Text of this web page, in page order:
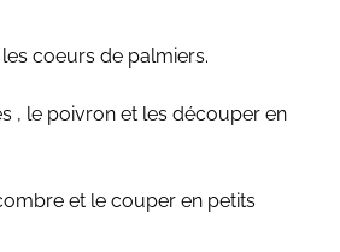
coeurs de palmiers.
, le poivron et les découper en
et le couper en petits